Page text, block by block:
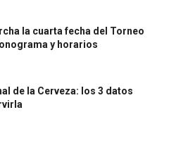
la cuarta fecha del Torneo
y horarios
de la Cerveza: los 3 datos